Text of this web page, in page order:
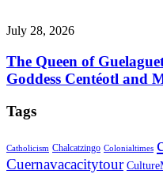
July 28, 2026
The Queen of
Goddess Centéotl and
Tags
Catholicism Chalcatzingo Colonialtimes
Cuernavacacitytour